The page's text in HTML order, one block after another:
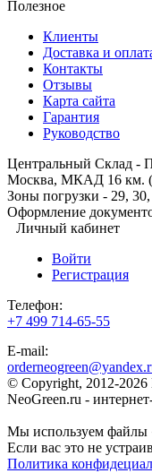
Полезное
Клиенты
Доставка и
Контакты
Отзывы
Карта сайта
Гарантия
Руководство
Центральный Склад -
Москва, МКАД 16 км.
Зоны погрузки - 29, 30,
Оформление
Личный кабинет
Войти
Регистрация
Телефон:
+7 499 714-65-55
E-mail:
© Copyright, 2012-
NeoGreen.ru -
Мы используем файлы
Если вас это не
Политика